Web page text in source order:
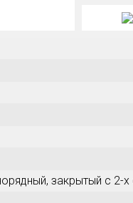
закрытый с